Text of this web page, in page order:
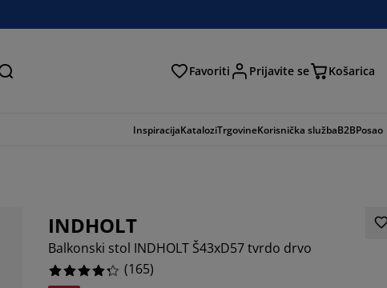
Pretraga Favoriti Prijavite se Košarica
InspiracijaKataloziTrgovineKorisnička službaB2BPosao
INDHOLT
Balkonski stol INDHOLT Š43xD57 tvrdo drvo
(165)